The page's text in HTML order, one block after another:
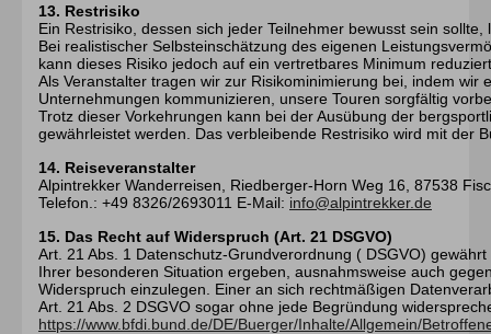
13. Restrisiko
Ein Restrisiko, dessen sich jeder Teilnehmer bewusst sein
Bei realistischer Selbsteinschätzung des eigenen
kann dieses Risiko jedoch auf ein vertretbares Minimum
Als Veranstalter tragen wir zur Risikominimierung bei, indem wir
Unternehmungen kommunizieren, unsere Touren sorgfältig
Trotz dieser Vorkehrungen kann bei der Ausübung der
gewährleistet werden. Das verbleibende Restrisiko wird mit der
14. Reiseveranstalter
Alpintrekker Wanderreisen, Riedberger-Horn Weg 16, 87538
Telefon.: +49 8326/2693011 E-Mail: info@alpintrekker.de
15. Das Recht auf Widerspruch (Art. 21 DSGVO)
Art. 21 Abs. 1 Datenschutz-Grundverordnung ( DSGVO)
Ihrer besonderen Situation ergeben, ausnahmsweise auch
Widerspruch einzulegen. Einer an sich rechtmäßigen
Art. 21 Abs. 2 DSGVO sogar ohne jede Begründung
https://www.bfdi.bund.de/DE/Buerger/Inhalte/Allgemein/